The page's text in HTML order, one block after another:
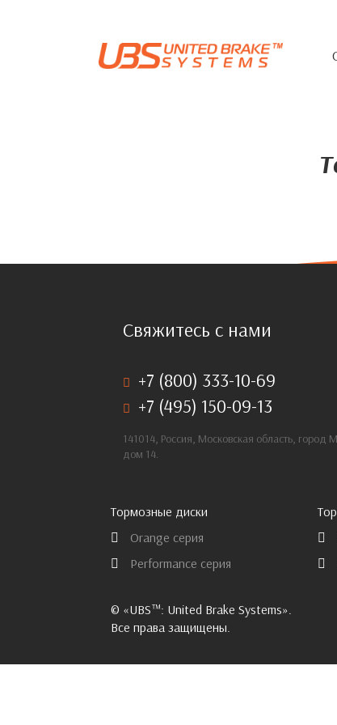
Свяжитесь с нами
+7 (800) 333-10-69
+7 (495) 150-09-13
141014, Россия, Московская область,
дом 14.
Тормозные диски
Orange серия
Performance серия
© «UBS™: United Brake Systems».
Все права защищены.